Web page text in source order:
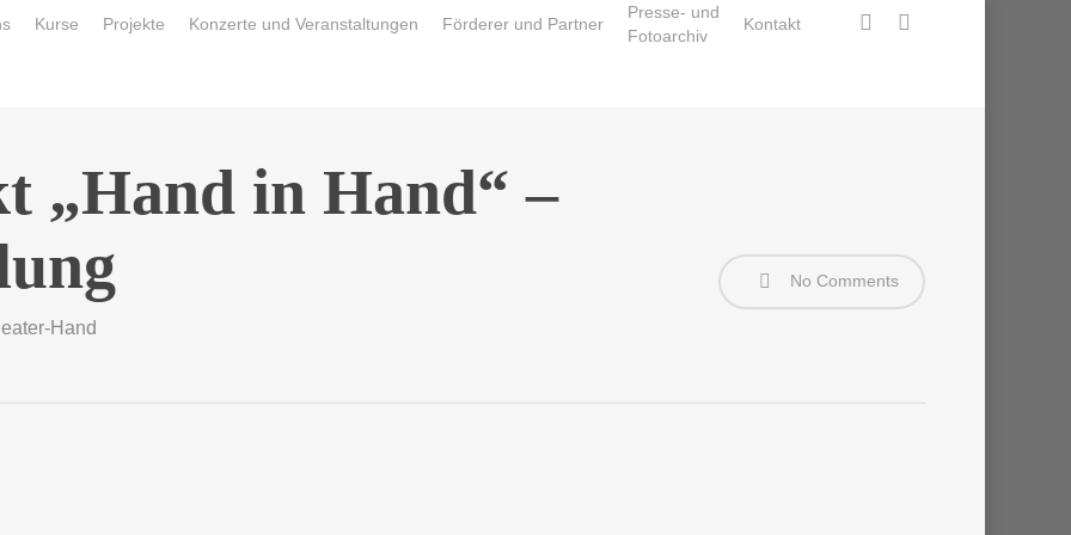
Kurse Projekte Konzerte und Veranstaltungen Förderer und Partner
Presse- und
Fotoarchiv
Kontakt facebookinstagram
„Hand in Hand“ –
Hand
No Comments